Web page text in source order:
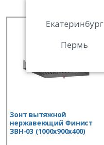
Зонт вытяжной
нержавеющий Финист
ЗВН-03 (1000х900х400)
Екатеринбург
Пермь